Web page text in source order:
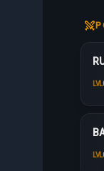
LVL
LVL